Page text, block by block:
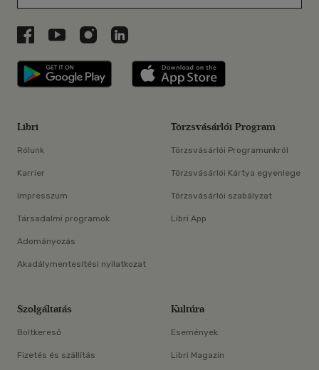
Libri a Facebookon
Libri a Youtube-on
Libri az Instagramon
Libri a LinkedInen
Libri applikáció Szerezd meg: Google
Libri
Rólunk
Karrier
Impresszum
Társadalmi programok
Adományozás
Akadálymentesítési nyilatkozat
Törzsvásárlói Program
Törzsvásárlói Programunkról
Törzsvásárlói Kártya egyenlege
Törzsvásárlói szabályzat
Libri App
Szolgáltatás
Boltkereső
Fizetés és szállítás
Kultúra
Események
Libri Magazin